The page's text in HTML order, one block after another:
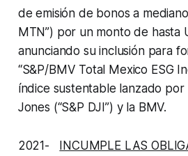
de emisión de bonos a
MTN”) por un monto de hasta
anunciando su inclusión para
“S&P/BMV Total Mexico ESG
índice sustentable lanzado por
Jones (“S&P DJI”) y la BMV.
2021- INCUMPLE LAS